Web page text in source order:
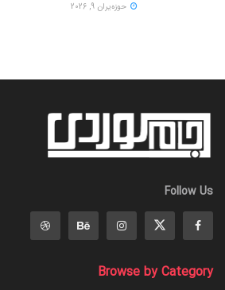
حوزه‌یران 9, 2026
Follow Us
Browse by Category